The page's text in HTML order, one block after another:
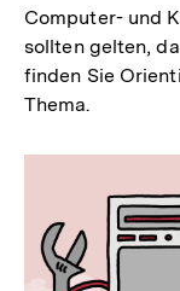
Computer- und
sollten gelten,
finden Sie
Thema.